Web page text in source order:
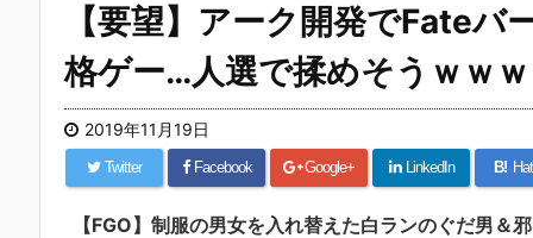
【要望】アーク開発でFate
格ゲー…人選で揉めそうｗｗ
2019年11月19日
Twitter Facebook Google+ LinkedIn B!
【FGO】制服の男女を入れ替えた白ランのぐだ男